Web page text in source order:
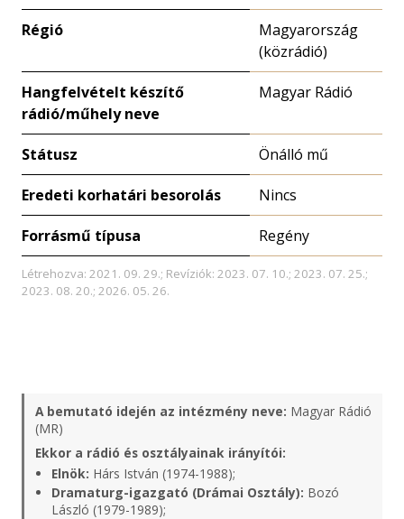
Régió
Magyarország
(közrádió)
Hangfelvételt készítő
rádió/műhely neve
Magyar Rádió
Státusz Önálló mű
Eredeti korhatári besorolás Nincs
Forrásmű típusa Regény
Létrehozva: 2021. 09. 29.; Revíziók: 2023. 07. 10.; 2023. 07. 25.;
2023. 08. 20.; 2026. 05. 26.
A bemutató idején az intézmény neve: Magyar Rádió
(MR)
Ekkor a rádió és osztályainak irányítói:
Elnök: Hárs István (1974-1988);
Dramaturg-igazgató (Drámai Osztály): Bozó
László (1979-1989);